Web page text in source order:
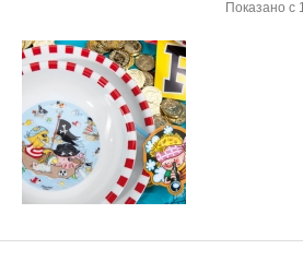
Показано с